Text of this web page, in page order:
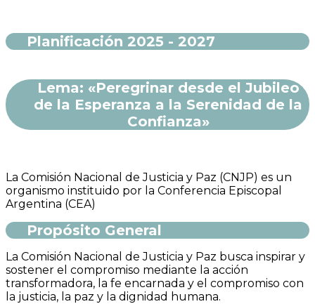
Planificación 2025 - 2027
Lema: «Peregrinar desde el Jubileo
de la Esperanza a la Serenidad de la
Confianza»
La Comisión Nacional de Justicia y Paz (CNJP) es un
organismo instituido por la Conferencia Episcopal
Argentina (CEA)
Propósito General
La Comisión Nacional de Justicia y Paz busca inspirar y
sostener el compromiso mediante la acción
transformadora, la fe encarnada y el compromiso con
la justicia, la paz y la dignidad humana.